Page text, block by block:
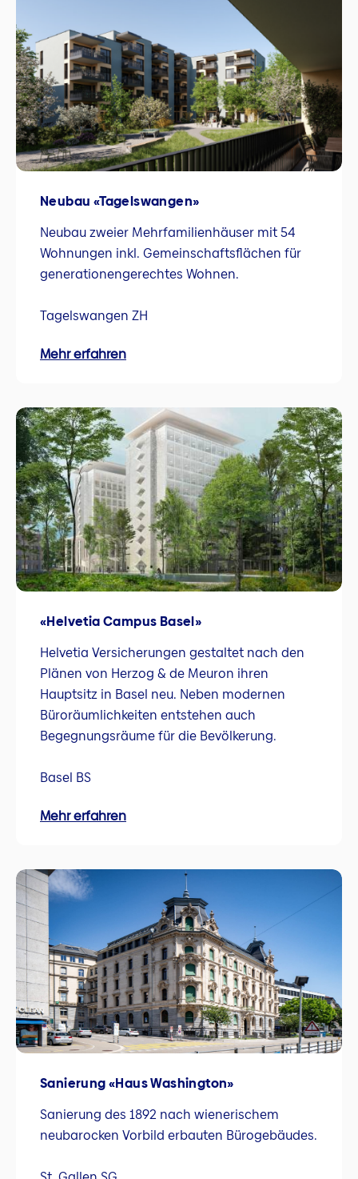
Neubau «Tagelswangen»
Neubau zweier Mehrfamilienhäuser mit 54
Wohnungen inkl. Gemeinschaftsflächen für
generationengerechtes Wohnen.
Tagelswangen ZH
Mehr erfahren
«Helvetia Campus Basel»
Helvetia Versicherungen gestaltet nach den
Plänen von Herzog & de Meuron ihren
Hauptsitz in Basel neu. Neben modernen
Büroräumlichkeiten entstehen auch
Begegnungsräume für die Bevölkerung.
Basel BS
Mehr erfahren
Sanierung «Haus Washington»
Sanierung des 1892 nach wienerischem
neubarocken Vorbild erbauten Bürogebäudes.